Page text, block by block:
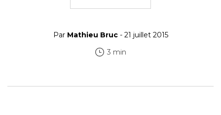
Par Mathieu Bruc- 21 juillet 2015
3 min